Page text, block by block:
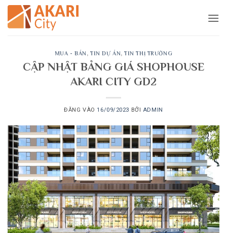
Bỏ
qua
nội
MUA - BÁN ,TIN DỰ ÁN,TIN THỊ TRƯỜNG
CẬP NHẬT BẢNG GIÁ SHOPHOUSE
AKARI CITY GD2
ĐĂNG VÀO16/09/2023 BỞI ADMIN